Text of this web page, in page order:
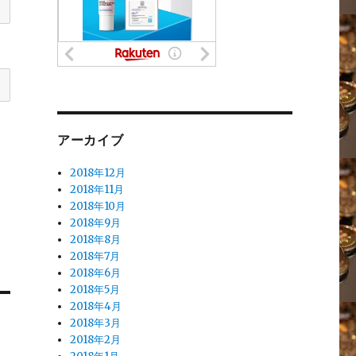
アーカイブ
2018年12月
2018年11月
2018年10月
2018年9月
2018年8月
2018年7月
2018年6月
2018年5月
2018年4月
2018年3月
2018年2月